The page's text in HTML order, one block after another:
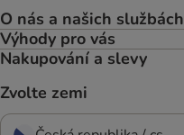
O nás a našich službách
Výhody pro vás
Nakupování a slevy
Zvolte zemi